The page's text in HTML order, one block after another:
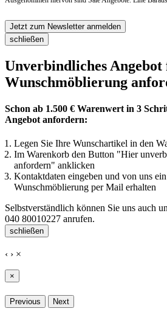
Jetzt zum Newsletter anmelden
schließen
Unverbindliches
Wunschmöblierung
Schon ab 1.500 € Warenwert in 3
Angebot anfordern:
Legen Sie Ihre Wunschartikel in den
Im Warenkorb den Button "Hier
anfordern" anklicken
Kontaktdaten eingeben und von uns
Wunschmöblierung per Mail erhalten
Selbstverständlich können Sie uns auch
040 80010227 anrufen.
schließen
‹ › ×
×
Previous Next